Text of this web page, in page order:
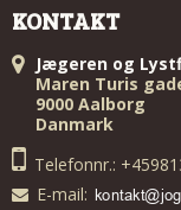
KONTAKT
Jægeren og
Maren Turis
9000 Aalborg
Danmark
Telefonnr.:
E-mail: